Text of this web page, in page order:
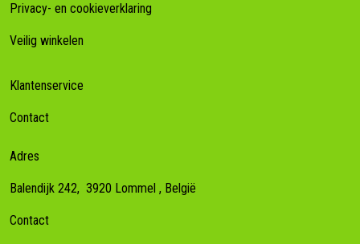
Privacy- en cookieverklaring
Veilig winkelen
Klantenservice
Contact
Adres
Balendijk 242, 3920 Lommel , België
Contact